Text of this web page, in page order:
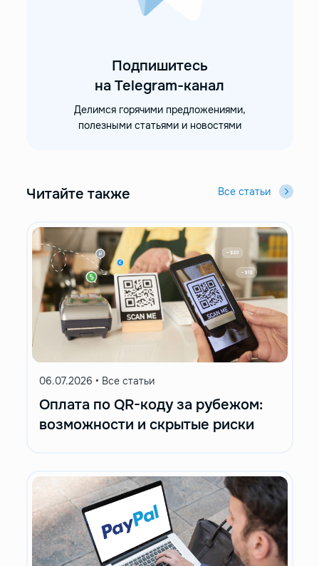
Подпишитесь
на Telegram-канал
Делимся горячими предложениями,
полезными статьями и новостями
Читайте также Все статьи
06.07.2026 • Все статьи
Оплата по QR-коду за рубежом:
возможности и скрытые риски